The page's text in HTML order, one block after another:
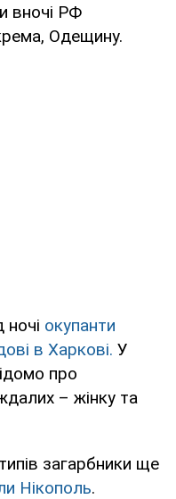
вночі РФ
Одещину.
окупанти
в Харкові. У
про
– жінку та
загарбники ще
Нікополь.